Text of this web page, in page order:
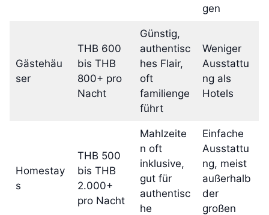
gen
Gästehäu
ser
THB 600
bis THB
800+ pro
Nacht
Günstig,
authentisc
hes Flair,
oft
familienge
führt
Weniger
Ausstattu
ng als
Hotels
Homestay
s
THB 500
bis THB
2.000+
pro Nacht
Mahlzeite
n oft
inklusive,
gut für
authentisc
he
Einfache
Ausstattu
ng, meist
außerhalb
der
großen